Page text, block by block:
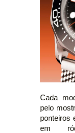
Cada
pelo
ponteiros
em